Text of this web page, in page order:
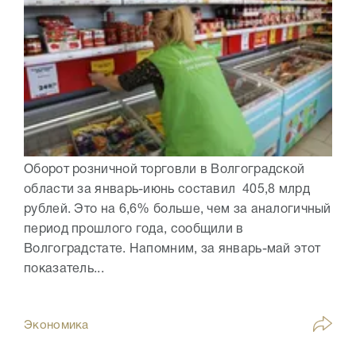
Оборот розничной торговли в Волгоградской
области за январь-июнь составил 405,8 млрд
рублей. Это на 6,6% больше, чем за аналогичный
период прошлого года, сообщили в
Волгоградстате. Напомним, за январь-май этот
показатель...
Экономика